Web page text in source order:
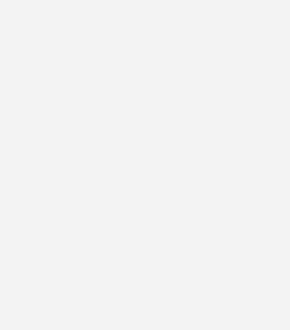
Strompreisbremse)